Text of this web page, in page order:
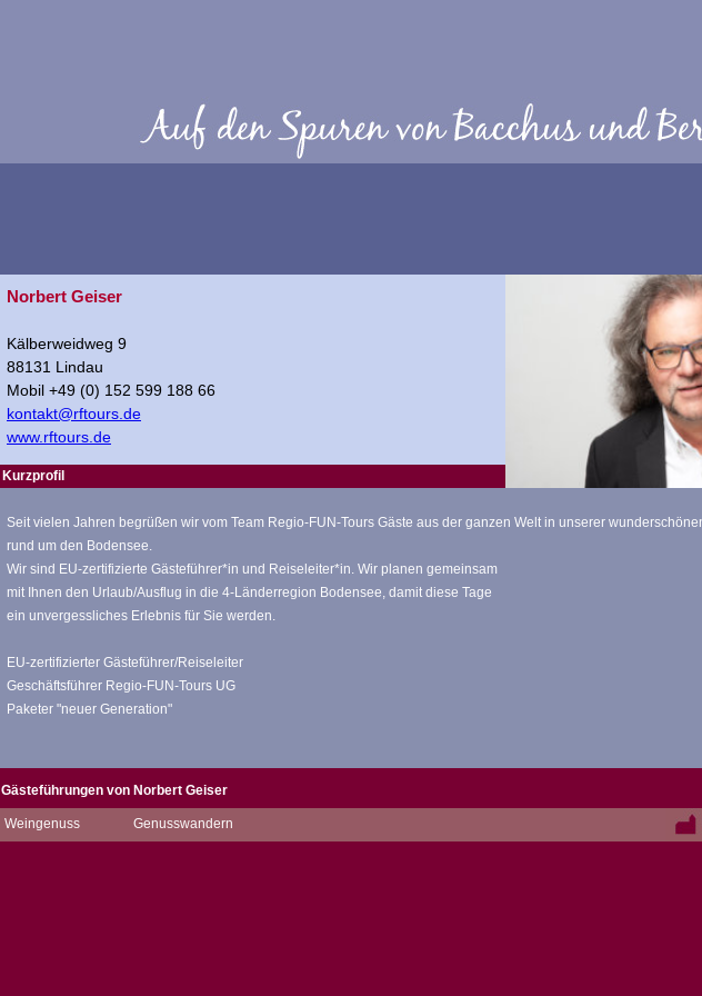
Norbert Geiser
Kälberweidweg 9
88131 Lindau
Mobil +49 (0) 152 599 188 66
kontakt@rftours.de
www.rftours.de
Kurzprofil
Seit vielen Jahren begrüßen wir vom Team Regio-FUN-Tours Gäste aus der ganzen Welt in unserer
rund um den Bodensee.
Wir sind EU-zertifizierte Gästeführer*in und Reiseleiter*in. Wir planen gemeinsam
mit Ihnen den Urlaub/Ausflug in die 4-Länderregion Bodensee, damit diese Tage
ein unvergessliches Erlebnis für Sie werden.
EU-zertifizierter Gästeführer/Reiseleiter
Geschäftsführer Regio-FUN-Tours UG
Paketer "neuer Generation"
Gästeführungen von Norbert Geiser
Weingenuss Genusswandern